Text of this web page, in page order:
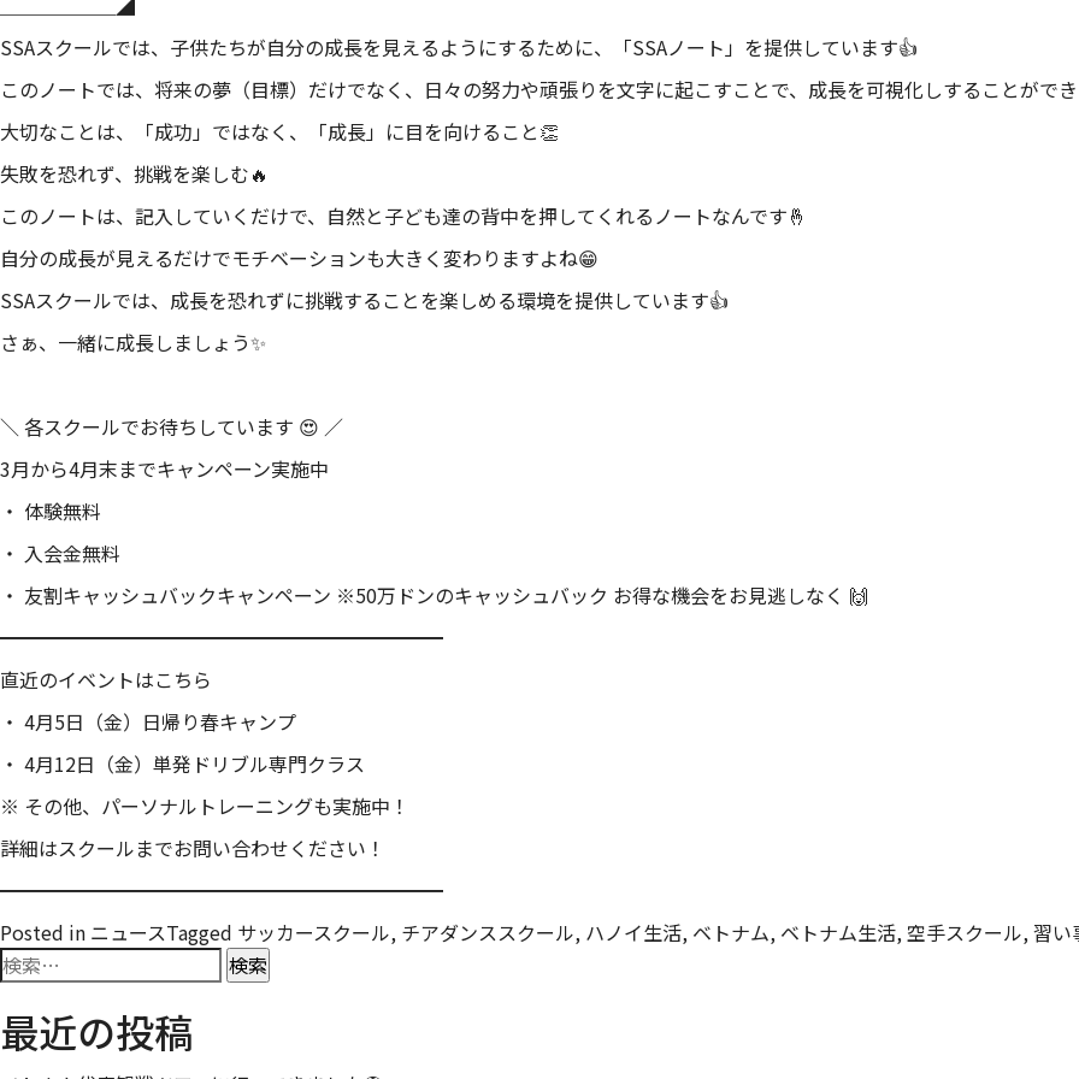
SSAスクールでは、子供たちが自分の成長を見えるようにするために、「SSAノート」を提供しています👍
このノートでは、将来の夢（目標）だけでなく、日々の努力や頑張りを文字に起こすことで、成長を可視化しすることがで
大切なことは、「成功」ではなく、「成長」に目を向けること👏
失敗を恐れず、挑戦を楽しむ🔥
このノートは、記入していくだけで、自然と子ども達の背中を押してくれるノートなんです🤞
自分の成長が見えるだけでモチベーションも大きく変わりますよね😁
SSAスクールでは、成長を恐れずに挑戦することを楽しめる環境を提供しています👍
さぁ、一緒に成長しましょう✨
＼ 各スクールでお待ちしています 😍 ／
3月から4月末までキャンペーン実施中
・ 体験無料
・ 入会金無料
・ 友割キャッシュバックキャンペーン ※50万ドンのキャッシュバック お得な機会をお見逃しなく 🙌
━━━━━━━━━━━━━━━━━━━━━━━
直近のイベントはこちら
・ 4月5日（金）日帰り春キャンプ
・ 4月12日（金）単発ドリブル専門クラス
※ その他、パーソナルトレーニングも実施中！
詳細はスクールまでお問い合わせください！
━━━━━━━━━━━━━━━━━━━━━━━
Posted in ニュースTagged サッカースクール, チアダンススクール, ハノイ生活, ベトナム, ベトナム生活, 空手スクール, 習い
検
索:
最近の投稿